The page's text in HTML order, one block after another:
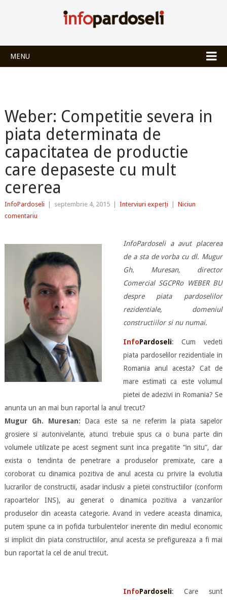
MENU
Weber: Competitie severa in
piata determinata de
capacitatea de productie
care depaseste cu mult
cererea
InfoPardoseli septembrie 4, 2015 Interviuri experți
Niciun
comentariu
InfoPardoseli a avut placerea
de a sta de vorba cu dl. Mugur
Gh. Muresan, director
Comercial SGCPRo WEBER BU
despre piata pardoselilor
rezidentiale, domeniul
constructiilor si nu numai.
InfoPardoseli: Cum vedeti
piata pardoselilor rezidentiale in
Romania anul acesta? Cat de
mare estimati ca este volumul
pietei de adezivi in Romania? Se
anunta un an mai bun raportal la anul trecut?
Mugur Gh. Muresan: Daca este sa ne referim la piata sapelor
grosiere si autonivelante, atunci trebuie spus ca o buna parte din
volumele utilizate pe acest segment sunt inca pregatite “in situ”, dar
exista o tendinta de penetrare a produselor premixate, care a
coroborat cu dinamica pozitiva de anul acesta cu privire la evolutia
lucrarilor de constructii, asadar inclusiv a pietei constructiilor (conform
rapoartelor INS), au generat o dinamica pozitiva a vanzarilor
produselor din aceasta categorie. Avand in vedere aceasta dinamica,
putem spune ca in pofida turbulentelor inerente din mediul economic
si implicit din piata constructiilor, anul acesta se prefigureaza a fi mai
bun raportat la cel de anul trecut.
InfoPardoseli: Care sunt